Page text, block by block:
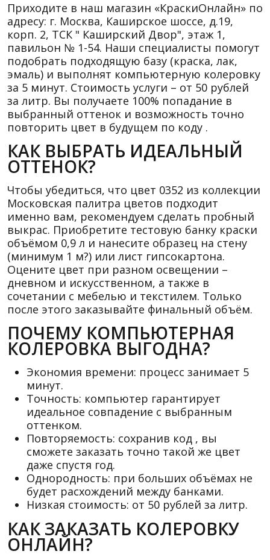
Приходите в наш магазин «КраскиОнлайн» по
адресу: г. Москва, Каширское шоссе, д.19,
корп. 2, ТСК " Каширский Двор", этаж 1,
павильон № 1-54. Наши специалисты помогут
подобрать подходящую базу (краска, лак,
эмаль) и выполнят компьютерную колеровку
за 5 минут. Стоимость услуги – от 50 рублей
за литр. Вы получаете 100% попадание в
выбранный оттенок и возможность точно
повторить цвет в будущем по коду .
КАК ВЫБРАТЬ ИДЕАЛЬНЫЙ
ОТТЕНОК?
Чтобы убедиться, что цвет 0352 из коллекции
Московская палитра цветов подходит
именно вам, рекомендуем сделать пробный
выкрас. Приобретите тестовую банку краски
объёмом 0,9 л и нанесите образец на стену
(минимум 1 м?) или лист гипсокартона.
Оцените цвет при разном освещении –
дневном и искусственном, а также в
сочетании с мебелью и текстилем. Только
после этого заказывайте финальный объём.
ПОЧЕМУ КОМПЬЮТЕРНАЯ
КОЛЕРОВКА ВЫГОДНА?
Экономия времени: процесс занимает 5
минут.
Точность: компьютер гарантирует
идеальное совпадение с выбранным
оттенком.
Повторяемость: сохранив код , вы
сможете заказать точно такой же цвет
даже спустя год.
Однородность: при больших объёмах не
будет расхождений между банками.
Низкая стоимость: от 50 рублей за литр.
КАК ЗАКАЗАТЬ КОЛЕРОВКУ
ОНЛАЙН?